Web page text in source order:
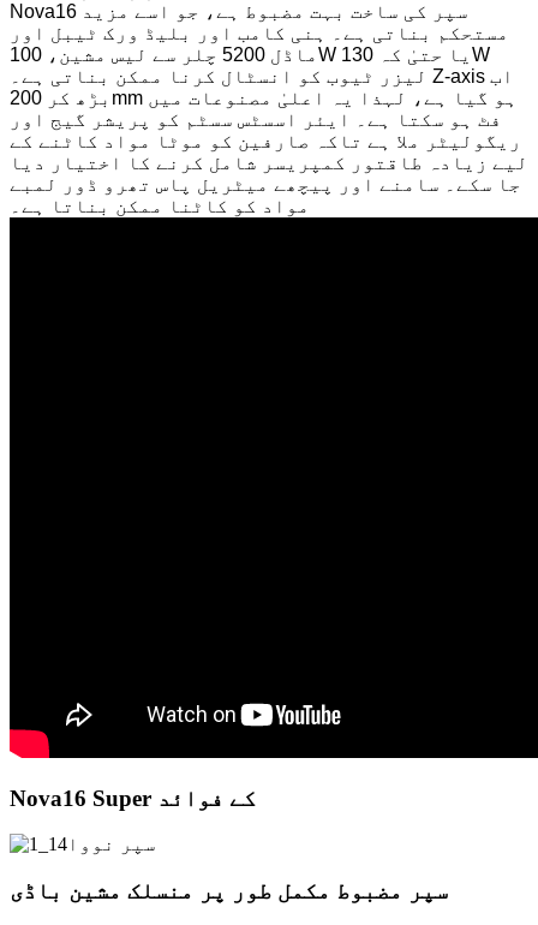
Nova16 سپر کی ساخت بہت مضبوط ہے، جو اسے مزید
مستحکم بناتی ہے۔ ہنی کامب اور بلیڈ ورک ٹیبل اور
ماڈل 5200 چلر سے لیس مشین، 100W یا حتیٰ کہ 130W
لیزر ٹیوب کو انسٹال کرنا ممکن بناتی ہے۔ Z-axis اب
بڑھ کر 200mm ہو گیا ہے، لہذا یہ اعلیٰ مصنوعات میں
فٹ ہو سکتا ہے۔ ایئر اسسٹس سسٹم کو پریشر گیج اور
ریگولیٹر ملا ہے تاکہ صارفین کو موٹا مواد کاٹنے کے
لیے زیادہ طاقتور کمپریسر شامل کرنے کا اختیار دیا
جا سکے۔ سامنے اور پیچھے میٹریل پاس تھرو ڈور لمبے
مواد کو کاٹنا ممکن بناتا ہے۔
Nova16 Super کے فوائد
سپر مضبوط مکمل طور پر منسلک مشین باڈی